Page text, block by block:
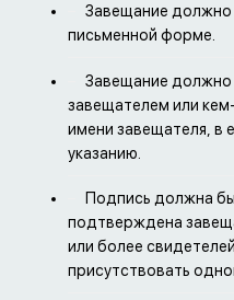
Завещание должно
письменной форме.
Завещание должно
завещателем или
имени завещателя, в
указанию.
Подпись должна
подтверждена
или более
присутствовать